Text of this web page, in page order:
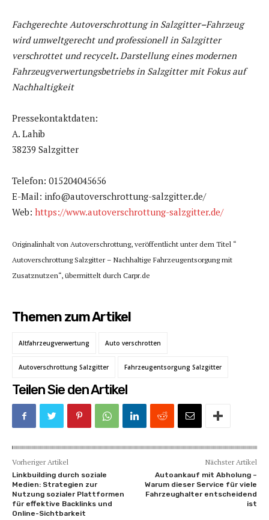
Fachgerechte Autoverschrottung in Salzgitter–Fahrzeug
wird umweltgerecht und professionell in Salzgitter
verschrottet und recycelt.Darstellung eines modernen
Fahrzeugverwertungsbetriebs in Salzgitter mit Fokus auf
Nachhaltigkeit
Pressekontaktdaten:
A. Lahib
38239 Salzgitter
Telefon: 015204045656
E-Mail: info@autoverschrottung-salzgitter.de/
Web: https://www.autoverschrottung-salzgitter.de/
Originalinhalt von Autoverschrottung, veröffentlicht unter dem Titel “
Autoverschrottung Salzgitter – Nachhaltige Fahrzeugentsorgung mit
Zusatznutzen“, übermittelt durch Carpr.de
Themen zum Artikel
Altfahrzeugverwertung Auto verschrotten
Autoverschrottung Salzgitter Fahrzeugentsorgung Salzgitter
Teilen Sie den Artikel
Vorheriger Artikel
Linkbuilding durch soziale
Medien: Strategien zur
Nutzung sozialer Plattformen
für effektive Backlinks und
Online-Sichtbarkeit
Nächster Artikel
Autoankauf mit Abholung –
Warum dieser Service für viele
Fahrzeughalter entscheidend
ist